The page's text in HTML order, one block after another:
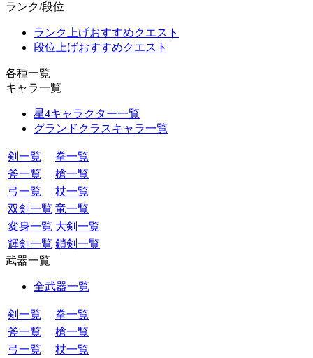
ランク/段位
ランク上げおすすめクエスト
段位上げおすすめクエスト
各種一覧
キャラ一覧
星4キャラクター一覧
グランドクラスキャラ一覧
剣一覧
拳一覧
斧一覧
槍一覧
弓一覧
杖一覧
双剣一覧 竜一覧
変身一覧 大剣一覧
輝剣一覧 鎖剣一覧
武器一覧
全武器一覧
剣一覧
拳一覧
斧一覧
槍一覧
弓一覧
杖一覧